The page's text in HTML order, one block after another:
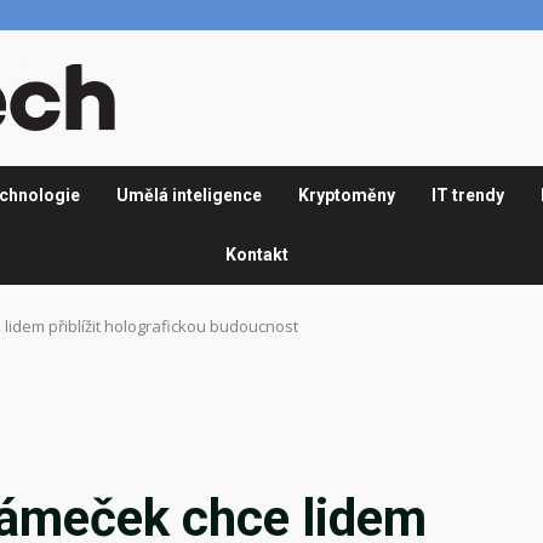
Umělá inteligence Kryptoměny IT trendy
Kontakt
přiblížit holografickou budoucnost
chce lidem